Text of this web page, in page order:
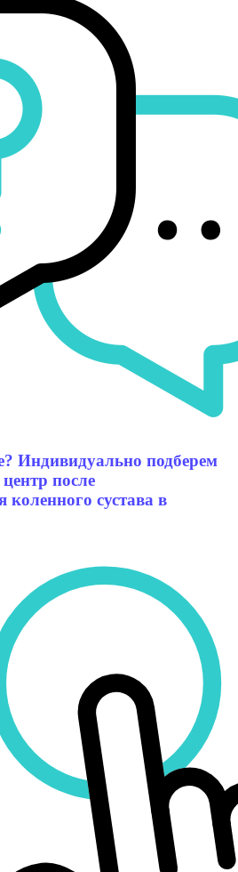
Индивидуально подберем
после
коленного сустава в